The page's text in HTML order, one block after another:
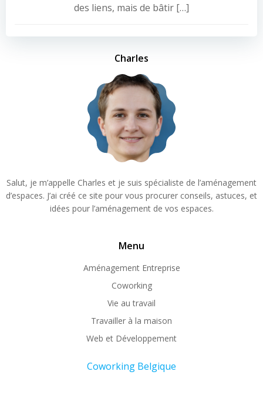
des liens, mais de bâtir […]
Charles
Salut, je m’appelle Charles et je suis spécialiste de l’aménagement
d’espaces. J’ai créé ce site pour vous procurer conseils, astuces, et
idées pour l’aménagement de vos espaces.
Menu
Aménagement Entreprise
Coworking
Vie au travail
Travailler à la maison
Web et Développement
Coworking Belgique